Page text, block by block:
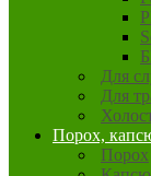
Для
Для
Порох,
Порох